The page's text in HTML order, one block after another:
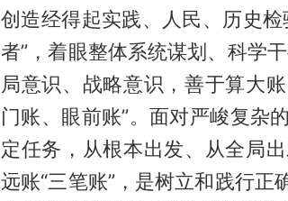
创造经得起实践、人民、历史
者”，着眼整体系统谋划、科学
局意识、战略意识，善于算大
门账、眼前账”。面对严峻复杂
定任务，从根本出发、从全局
远账“三笔账”，是树立和践行